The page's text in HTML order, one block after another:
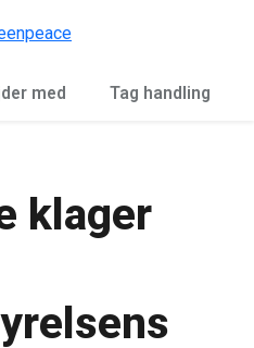
med Tag handling
klager